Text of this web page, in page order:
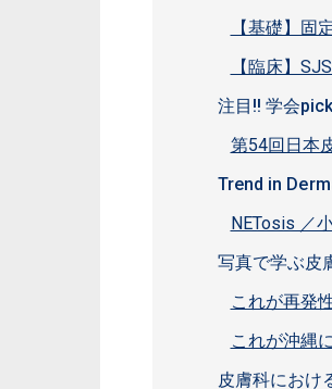
【基礎】固
【臨床】
注目!! 学会
第54回日本
Trend in
NETosis ／
写真で学ぶ皮
これが再発
これが沖縄
皮膚科におけ